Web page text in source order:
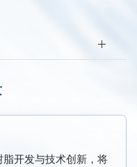
开发与技术创新，将